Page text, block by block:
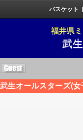
バスケット
福井県
武
武生オールスターズ(女